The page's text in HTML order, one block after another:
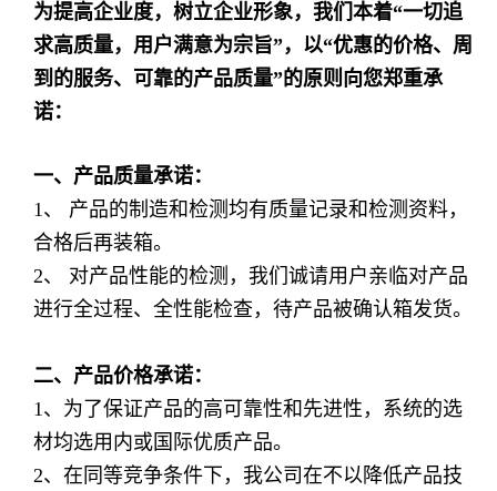
为提高企业度，树立企业形象，我们本着“一切追
求高质量，用户满意为宗旨”，以“优惠的价格、周
到的服务、可靠的产品质量”的原则向您郑重承
诺：
一、产品质量承诺：
1、 产品的制造和检测均有质量记录和检测资料，
合格后再装箱。
2、 对产品性能的检测，我们诚请用户亲临对产品
进行全过程、全性能检查，待产品被确认箱发货。
二、产品价格承诺：
1、为了保证产品的高可靠性和先进性，系统的选
材均选用内或国际优质产品。
2、在同等竞争条件下，我公司在不以降低产品技